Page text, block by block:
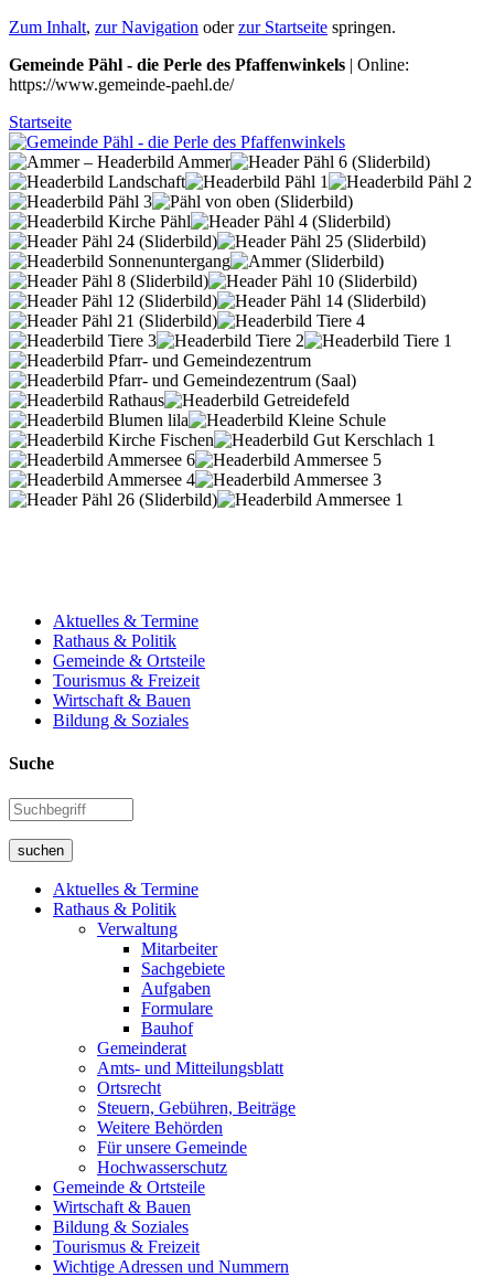
Zum Inhalt, zur Navigation oderzur Startseite springen.
Gemeinde Pähl - die Perle des Pfaffenwinkels | Online:
https://www.gemeinde-paehl.de/
Startseite
Aktuelles & Termine
Rathaus & Politik
Gemeinde & Ortsteile
Tourismus & Freizeit
Wirtschaft & Bauen
Bildung & Soziales
Suche
suchen
Aktuelles & Termine
Rathaus & Politik
Verwaltung
Mitarbeiter
Sachgebiete
Aufgaben
Formulare
Bauhof
Gemeinderat
Amts- und Mitteilungsblatt
Ortsrecht
Steuern, Gebühren, Beiträge
Weitere Behörden
Für unsere Gemeinde
Hochwasserschutz
Gemeinde & Ortsteile
Wirtschaft & Bauen
Bildung & Soziales
Tourismus & Freizeit
Wichtige Adressen und Nummern